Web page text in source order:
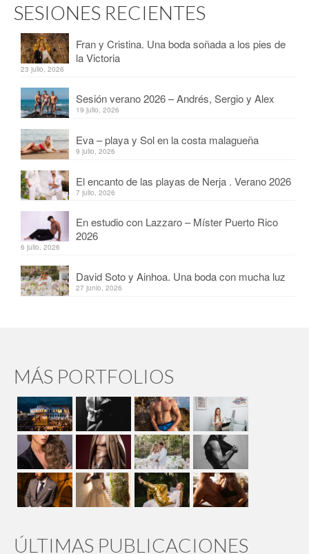
SESIONES RECIENTES
Fran y Cristina. Una boda soñada a los pies de
la Victoria
23 julio, 2026
Sesión verano 2026 – Andrés, Sergio y Alex
19 julio, 2026
Eva – playa y Sol en la costa malagueña
9 julio, 2026
El encanto de las playas de Nerja . Verano 2026
7 julio, 2026
En estudio con Lazzaro – Míster Puerto Rico
2026
6 julio, 2026
David Soto y Ainhoa. Una boda con mucha luz
27 junio, 2026
MÁS PORTFOLIOS
ÚLTIMAS PUBLICACIONES